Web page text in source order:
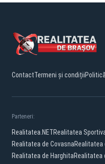
ContactTermeni și condiții
Parteneri:
Realitatea.NETRealitatea
Realitatea de CovasnaRealitatea
Realitatea de HarghitaRealitatea